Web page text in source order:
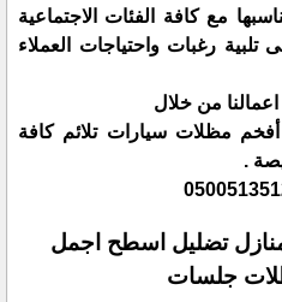
مع كافة الفئات الاجتماعية
رغبات واحتياجات العملاء
من خلال
مظلات سيارات تلائم كافة
.
تضليل اسطح اجمل
جلسات